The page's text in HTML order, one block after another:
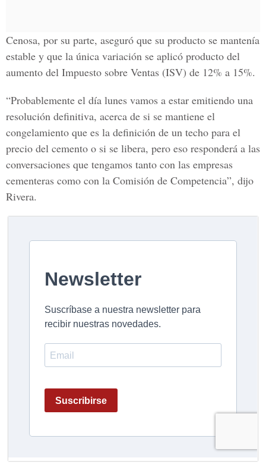
Cenosa, por su parte, aseguró que su producto se mantenía
estable y que la única variación se aplicó producto del
aumento del Impuesto sobre Ventas (ISV) de 12% a 15%.
“Probablemente el día lunes vamos a estar emitiendo una
resolución definitiva, acerca de si se mantiene el
congelamiento que es la definición de un techo para el
precio del cemento o si se libera, pero eso responderá a las
conversaciones que tengamos tanto con las empresas
cementeras como con la Comisión de Competencia”, dijo
Rivera.